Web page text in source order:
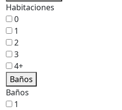
Habitaciones
0
1
2
3
4+
Baños
Baños
1